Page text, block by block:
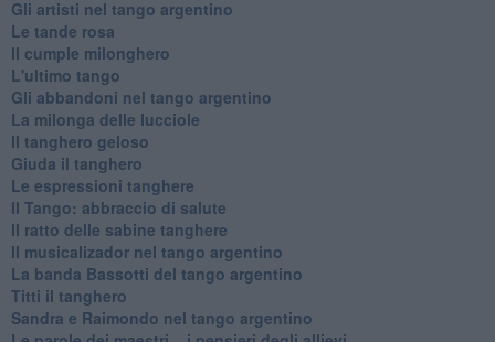
Gli artisti nel tango argentino
Le tande rosa
Il cumple milonghero
L'ultimo tango
Gli abbandoni nel tango argentino
La milonga delle lucciole
Il tanghero geloso
Giuda il tanghero
Le espressioni tanghere
Il Tango: abbraccio di salute
Il ratto delle sabine tanghere
Il musicalizador nel tango argentino
La banda Bassotti del tango argentino
Titti il tanghero
Sandra e Raimondo nel tango argentino